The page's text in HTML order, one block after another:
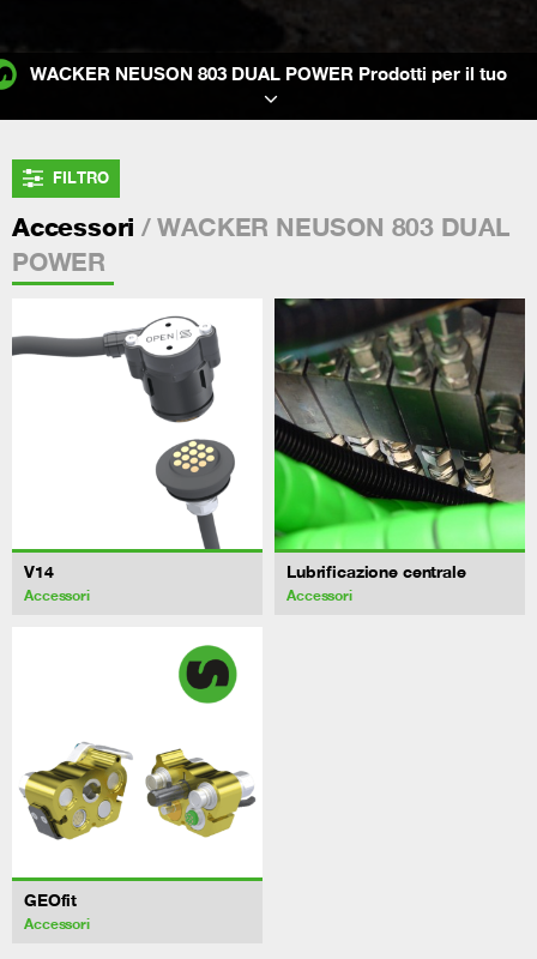
FILTRO
Accessori / WACKER NEUSON 803 DUAL
POWER
V14
Accessori
Lubrificazione centrale
Accessori
GEOfit
Accessori
WACKER NEUSON 803 DUAL POWER Prodotti per il tuo